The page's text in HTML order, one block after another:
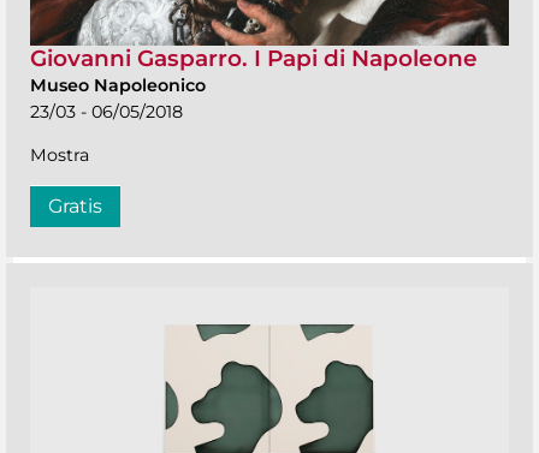
Giovanni Gasparro. I Papi di Napoleone
Museo Napoleonico
23/03 - 06/05/2018
Mostra
Gratis